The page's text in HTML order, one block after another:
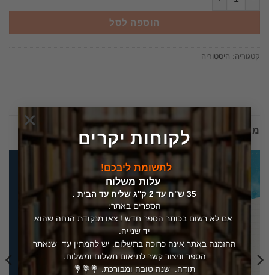
לקוחות יקרים
לתשומת ליבכם!
עלות משלוח
35 ש"ח עד 2 ק"ג שליח עד הבית .
הספרים באתר:
אם לא רשום בכותר הספר חדש ! צאו מנקודת הנחה שהוא
יד שנייה.
ההזמנה באתר אינה כרוכה בתשלום. יש להמתין עד שנאתר
הספר וניצור קשר לתיאום תשלום ומשלוח.
תודה. שנה טובה ומבורכת. 💐💐💐
×
הוספה לסל
קטגוריה: היסטוריה
מוצרים קשורים